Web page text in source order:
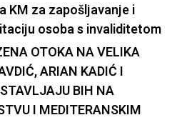
KM za zapošljavanje i
osoba s invaliditetom
OTOKA NA VELIKA
ARIAN KADIĆ I
BIH NA
I MEDITERANSKIM